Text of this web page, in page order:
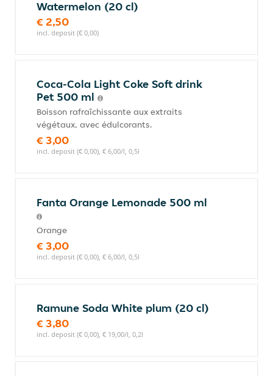
Watermelon (20 cl)
€ 2,50
incl. deposit (€ 0,00)
Coca-Cola Light Coke Soft drink
Pet 500 ml
Boisson rafraîchissante aux extraits
végétaux, avec édulcorants.
€ 3,00
incl. deposit (€ 0,00), € 6,00/l, 0,5l
Fanta Orange Lemonade 500 ml
Orange
€ 3,00
incl. deposit (€ 0,00), € 6,00/l, 0,5l
Ramune Soda White plum (20 cl)
€ 3,80
incl. deposit (€ 0,00), € 19,00/l, 0,2l